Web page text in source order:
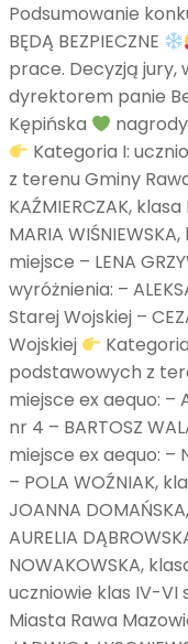
Podsumowanie
BĘDĄ BEZPIECZNE
prace. Decyzją jury,
dyrektorem panie
Kępińska
Kategoria I:
z terenu Gminy
KAŹMIERCZAK,
MARIA
miejsce – LENA
wyróżnienia: –
Starej Wojskiej –
Wojskiej
podstawowych z
miejsce ex aequo: –
nr 4 – BARTOSZ
miejsce ex aequo: –
– POLA WOŹNIAK,
JOANNA
AURELIA
NOWAKOWSKA,
uczniowie klas IV-VI
Miasta Rawa